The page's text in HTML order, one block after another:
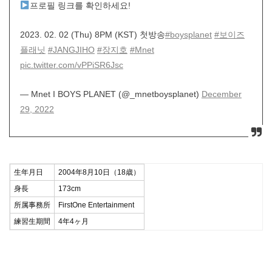
프로필 링크를 확인하세요!
2023. 02. 02 (Thu) 8PM (KST) 첫방송#boysplanet #보이즈
플래닛 #JANGJIHO #장지호 #Mnet
pic.twitter.com/vPPiSR6Jsc
— Mnet I BOYS PLANET (@_mnetboysplanet) December
29, 2022
生年月日
2004年8月10日（18歳）
身長
173cm
所属事務所
FirstOne Entertainment
練習生期間
4年4ヶ月